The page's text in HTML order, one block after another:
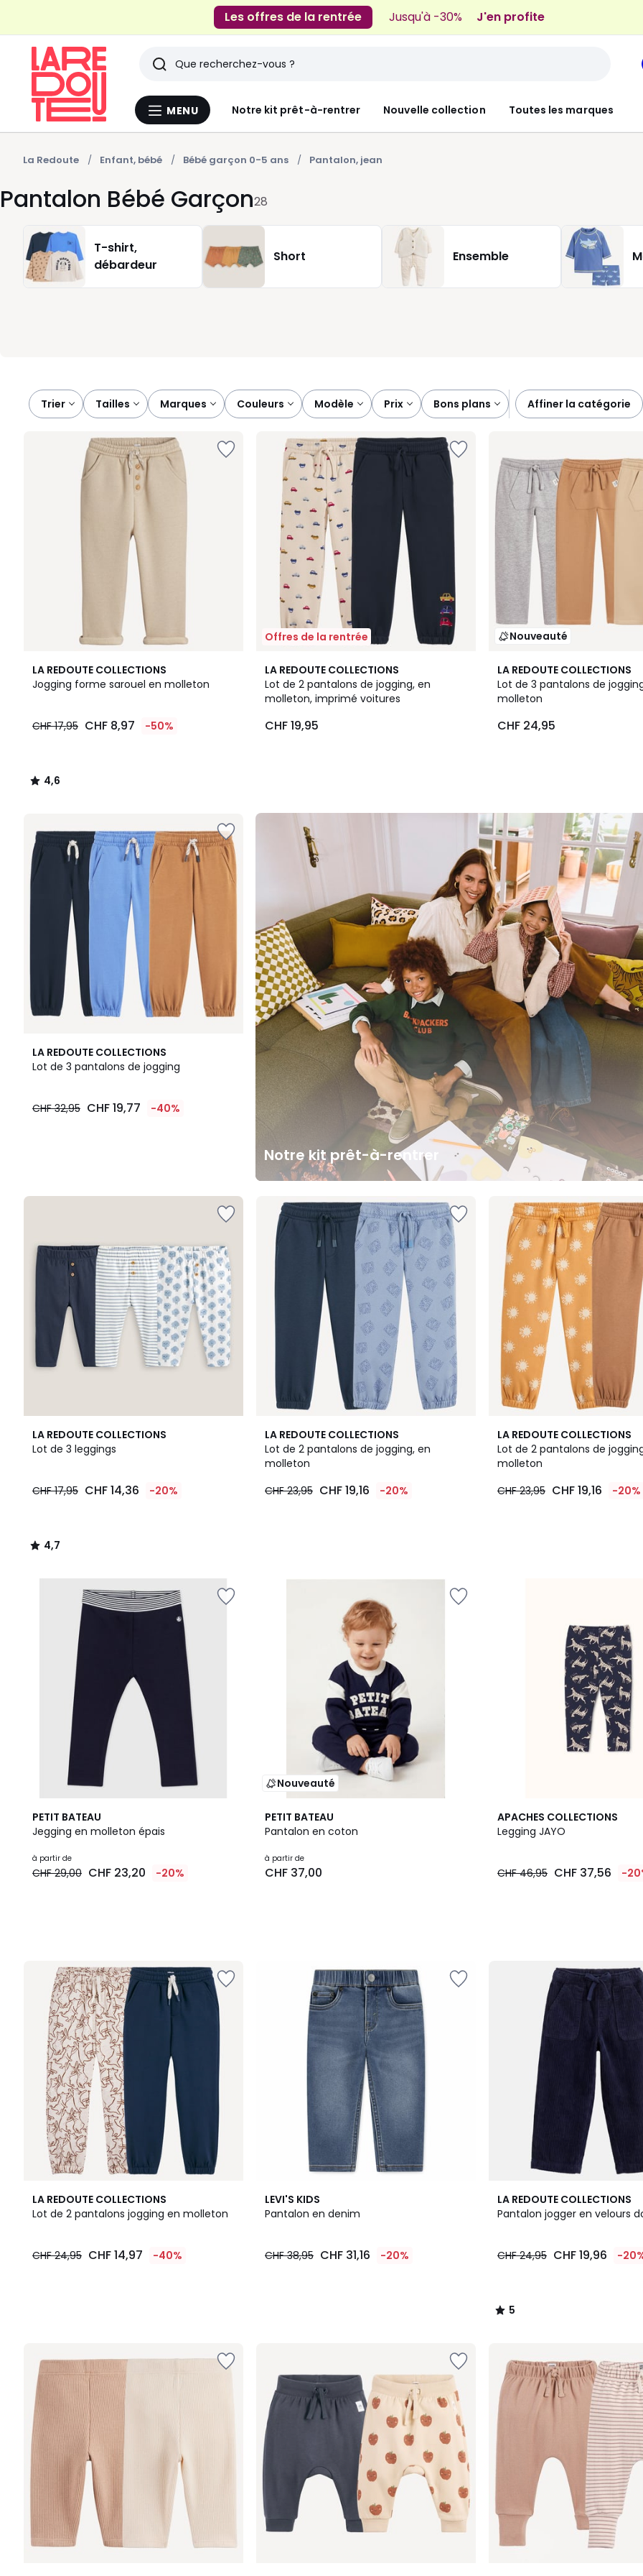
Les offres de la rentrée Jusqu'à -30% J'en profite
Menu
MENU Notre kit prêt-à-rentrer Nouvelle collection Toutes les marques
Rechercher
Derniers
articles
vus
La Redoute Enfant, bébé Bébé garçon 0-5 ans Pantalon, jean
Pantalon Bébé Garçon28
T-shirt,
débardeur
Short Ensemble
Trier
tailles marques couleurs modèle prix bons plans affiner la catégorie
LA REDOUTE COLLECTIONS
Jogging forme sarouel en molleton
8,97
CHF
de
réduction
appliquée.
CHF 17,95 CHF 8,97 -50%
4,6
/ 5
4,6
/
Offres de la rentrée
LA REDOUTE COLLECTIONS
Lot de 2 pantalons de jogging, en
molleton, imprimé voitures
CHF 19,95
Nouveauté
LA REDOUTE COLLECTIONS
Lot de 3 pantalons de
molleton
CHF 24,95
2
Couleurs
LA REDOUTE COLLECTIONS
Lot de 3 pantalons de jogging
CHF 32,95 CHF 19,77 -40%
Notre kit prêt-à-rentrer
Notre
LA REDOUTE COLLECTIONS
Lot de 3 leggings
CHF 17,95 CHF 14,36 -20%
4,7
/ 5
4,7
/
LA REDOUTE COLLECTIONS
Lot de 2 pantalons de jogging, en
molleton
CHF 23,95 CHF 19,16 -20%
LA REDOUTE COLLECTIONS
Lot de 2 pantalons de
molleton
CHF 23,95 CHF 19,16 -20%
PETIT BATEAU
Jegging en molleton épais
à partir de
CHF 29,00 CHF 23,20 -20%
Nouveauté
PETIT BATEAU
Pantalon en coton
à partir de
CHF 37,00
APACHES COLLECTIONS
Legging JAYO
CHF 46,95 CHF 37,56 -
LA REDOUTE COLLECTIONS
Lot de 2 pantalons jogging en molleton
CHF 24,95 CHF 14,97 -40%
LEVI'S KIDS
Pantalon en denim
CHF 38,95 CHF 31,16 -20%
LA REDOUTE COLLECTIONS
Pantalon jogger en velours
CHF 24,95 CHF 19,96 -
5
/
2
Couleurs
5
/